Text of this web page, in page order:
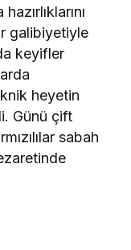
galibiyetiyle
keyifler
heyetin
Günü çift
sabah